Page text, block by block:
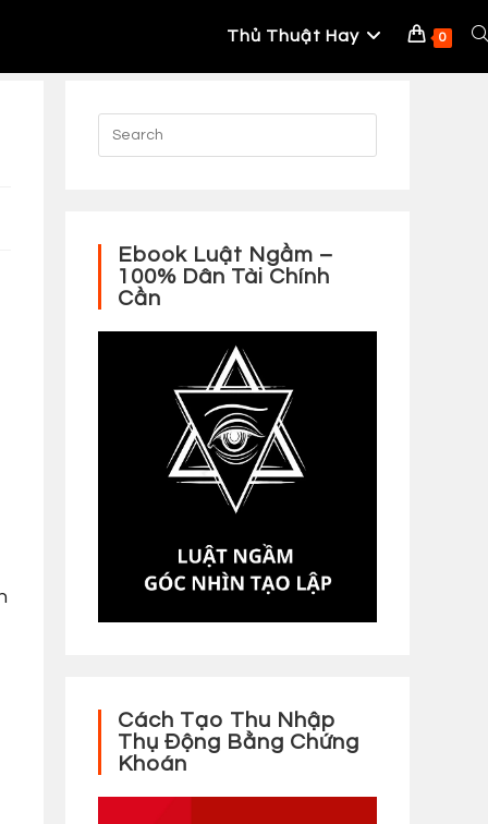
Thủ Thuật Hay 0
Ebook Luật Ngầm –
100% Dân Tài Chính
Cần
Cách Tạo Thu Nhập
Thụ Động Bằng Chứng
Khoán